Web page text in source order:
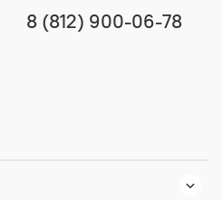
8 (812) 900-06-78